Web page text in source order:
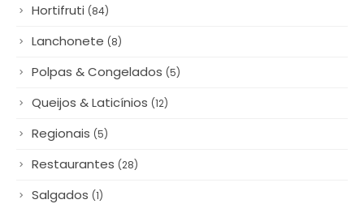
Hortifruti (84)
Lanchonete (8)
Polpas & Congelados (5)
Queijos & Laticínios (12)
Regionais (5)
Restaurantes (28)
Salgados (1)